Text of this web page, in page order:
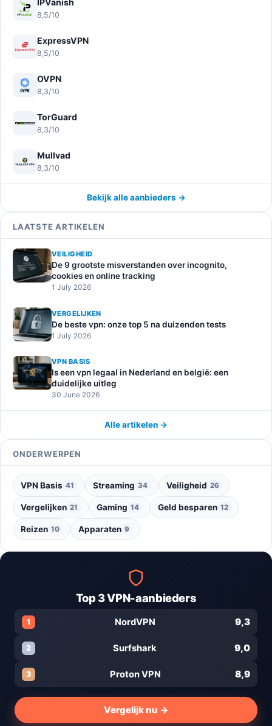
IPVanish
8,5/10
ExpressVPN
8,5/10
OVPN
8,3/10
TorGuard
8,3/10
Mullvad
8,3/10
Bekijk alle aanbieders →
LAATSTE ARTIKELEN
VEILIGHEID
De 9 grootste misverstanden over incognito,
cookies en online tracking
1 July 2026
VERGELIJKEN
De beste vpn: onze top 5 na duizenden tests
1 July 2026
VPN BASIS
Is een vpn legaal in Nederland en belgië: een
duidelijke uitleg
30 June 2026
Alle artikelen →
ONDERWERPEN
VPN Basis 41 Streaming 34 Veiligheid 26
Vergelijken 21 Gaming 14 Geld besparen 12
Reizen 10 Apparaten 9
Top 3 VPN-aanbieders
1 NordVPN 9,3
2 Surfshark 9,0
3 Proton VPN 8,9
Vergelijk nu →